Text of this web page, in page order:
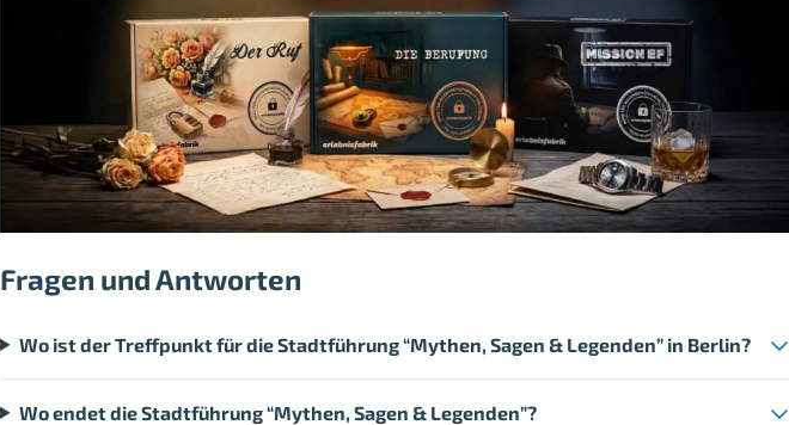
Fragen und Antworten
Wo ist der Treffpunkt für die Stadtführung “Mythen, Sagen & Legenden” in Berlin?
Wo endet die Stadtführung “Mythen, Sagen & Legenden”?